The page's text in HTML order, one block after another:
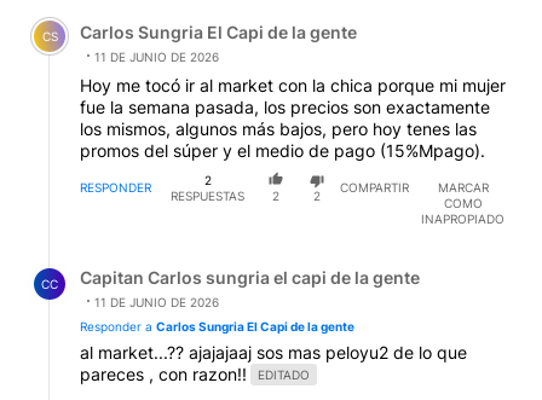
Comentario de Carlos Sungria El Capi de la gente.
CS Carlos Sungria El Capi de la gente
11 DE JUNIO DE 2026
Hoy me tocó ir al market con la chica porque mi mujer
fue la semana pasada, los precios son exactamente
los mismos, algunos más bajos, pero hoy tenes las
promos del súper y el medio de pago (15%Mpago).
RESPONDER
2
RESPUESTAS
2 2
COMPARTIR
MARCAR
COMO
INAPROPIADO
CC Capitan Carlos sungria el capi de la gente
11 DE JUNIO DE 2026
Responder a Carlos Sungria El Capi de la gente
al market...?? ajajajaaj sos mas peloyu2 de lo que
pareces , con razon!!
EDITADO